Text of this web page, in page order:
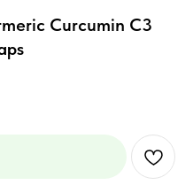
Curcumin C3